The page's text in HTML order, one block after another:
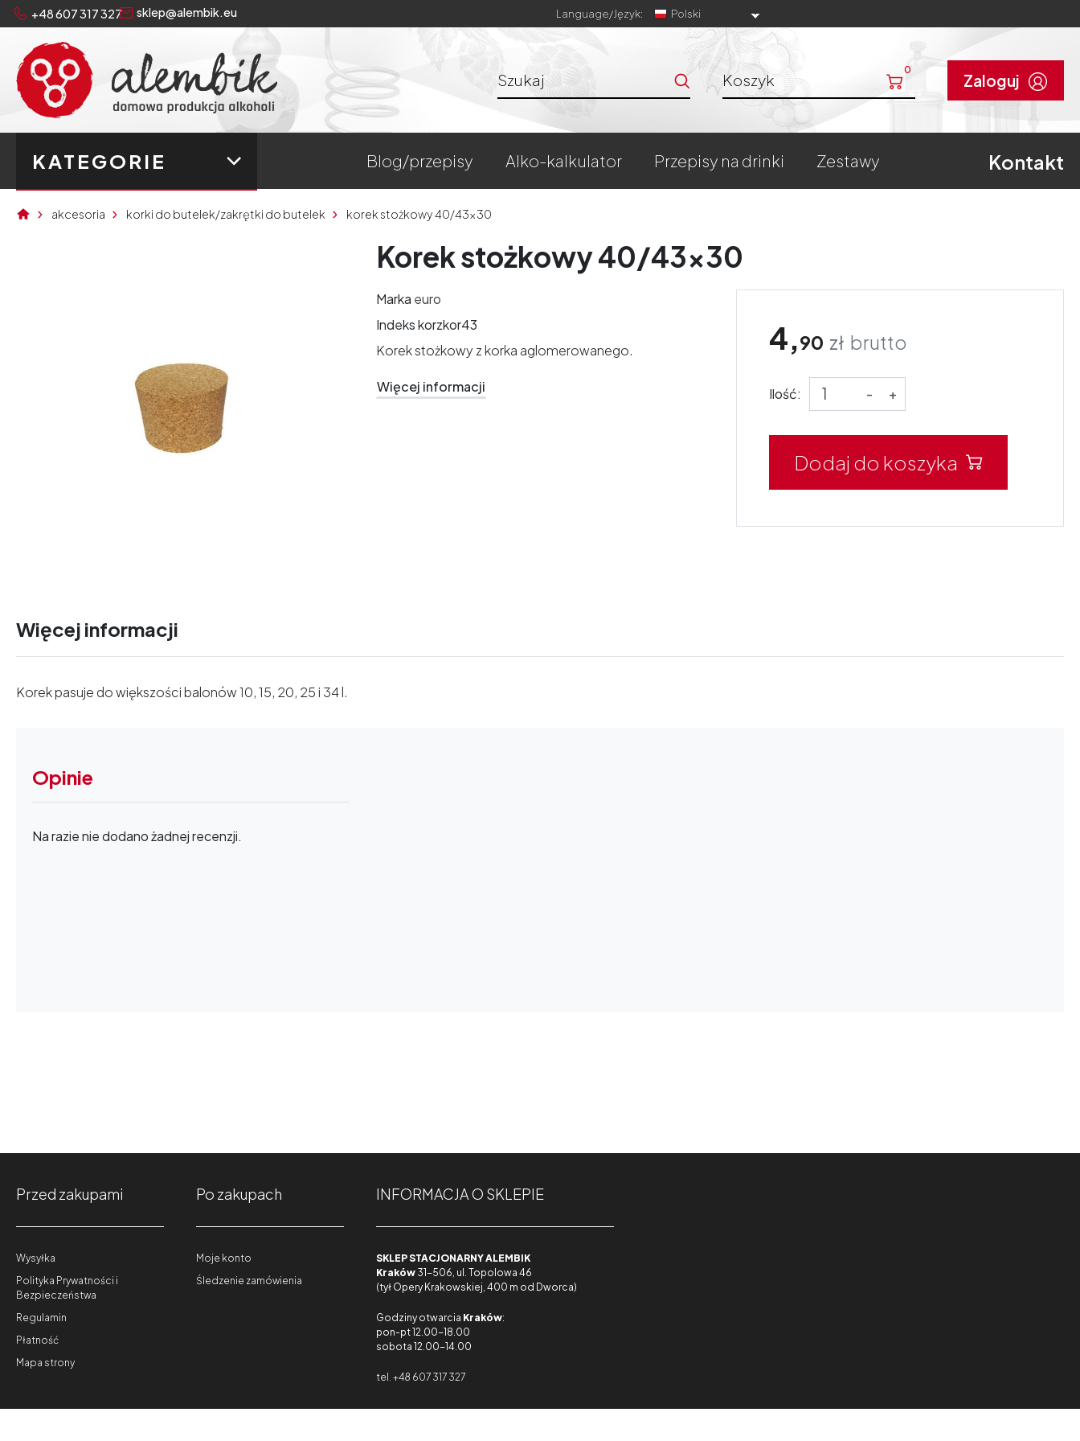
+48 607 317 327 sklep@alembik.eu Language/Język: Polski
Koszyk 0
Zaloguj
KATEGORIE blog/przepisy alko-kalkulator przepisy na drinki zestawy Kontakt
akcesoria korki do butelek/zakrętki do butelek korek stożkowy 40/43x30
Korek stożkowy 40/43x30
Marka euro
Indekskorzkor43
Korek stożkowy z korka aglomerowanego.
Więcej informacji
4,90 zł brutto
Ilość: - +
Dodaj do koszyka
Więcej informacji
Korek pasuje do większości balonów 10, 15, 20, 25 i 34 l.
Opinie
Na razie nie dodano żadnej recenzji.
Przed zakupami
Wysyłka
Polityka Prywatności i
Bezpieczeństwa
Regulamin
Płatność
Mapa strony
Po zakupach
Moje konto
Śledzenie zamówienia
INFORMACJA O SKLEPIE
SKLEP STACJONARNY ALEMBIK
Kraków 31-506, ul. Topolowa 46
(tył Opery Krakowskiej, 400 m od Dworca)
Godziny otwarcia Kraków:
pon-pt 12.00-18.00
sobota 12.00-14.00
tel. +48 607 317 327